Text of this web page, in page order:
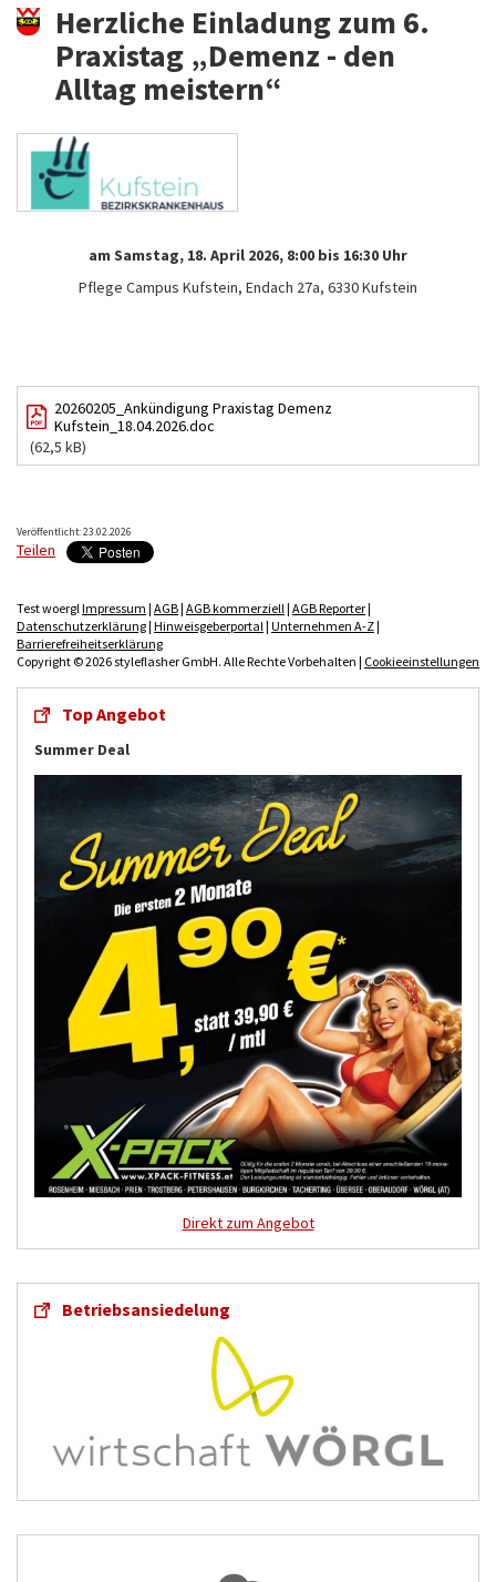
Herzliche Einladung zum 6.
Praxistag „Demenz - den
Alltag meistern“
am Samstag, 18. April 2026, 8:00 bis 16:30 Uhr
Pflege Campus Kufstein, Endach 27a, 6330 Kufstein
20260205_Ankündigung Praxistag Demenz
Kufstein_18.04.2026.doc
(62,5 kB)
Veröffentlicht: 23.02.2026
Teilen
Test woerglImpressum | AGB| AGB kommerziell| AGB Reporter|
Datenschutzerklärung| Hinweisgeberportal| Unternehmen A-Z|
Barrierefreiheitserklärung
Copyright © 2026 styleflasher GmbH. Alle Rechte Vorbehalten | Cookieeinstellungen
Top Angebot
Summer Deal
Direkt zum Angebot
Betriebsansiedelung